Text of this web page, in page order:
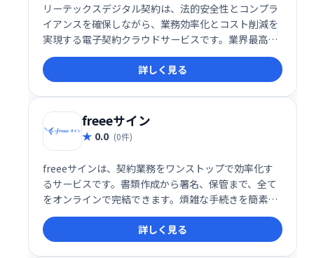
リーテックスデジタル契約は、法的安全性とコンプラ
イアンスを確保しながら、業務効率化とコスト削減を
実現する電子契約クラウドサービスです。業界最高峰
のセキュリティで、安全かつスムーズな契約締結をサ
ポートします。業務プロセスを最適化し、ガバナンス
強化にも貢献します。
詳しく見る
freeeサイン
0.0 (0件)
freeeサインは、契約業務をワンストップで効率化す
るサービスです。書類作成から署名、保管まで、全て
をオンラインで完結できます。煩雑な手続きを簡素化
し、業務効率の向上とコスト削減を実現します。スピ
ーディーで安全な契約締結をNINJA SIGNで。
詳しく見る